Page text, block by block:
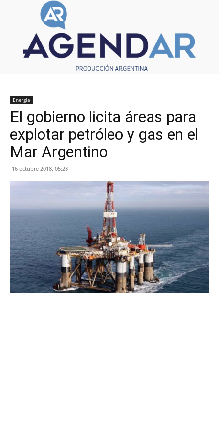
Energía
El gobierno licita áreas para
explotar petróleo y gas en el
Mar Argentino
16 octubre 2018, 05:28